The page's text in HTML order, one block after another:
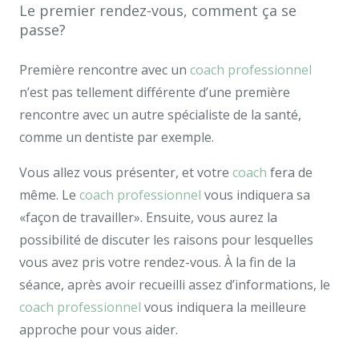
Le premier rendez-vous, comment ça se
passe?
Première rencontre avec un coach professionnel
n’est pas tellement différente d’une première
rencontre avec un autre spécialiste de la santé,
comme un dentiste par exemple.
Vous allez vous présenter, et votre coach fera de
même. Le coach professionnel vous indiquera sa
«façon de travailler». Ensuite, vous aurez la
possibilité de discuter les raisons pour lesquelles
vous avez pris votre rendez-vous. À la fin de la
séance, après avoir recueilli assez d’informations, le
coach professionnel vous indiquera la meilleure
approche pour vous aider.